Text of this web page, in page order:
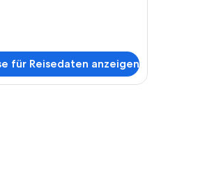
für Reisedaten anzeigen